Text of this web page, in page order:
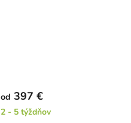
od 397 €
2 - 5 týždňov